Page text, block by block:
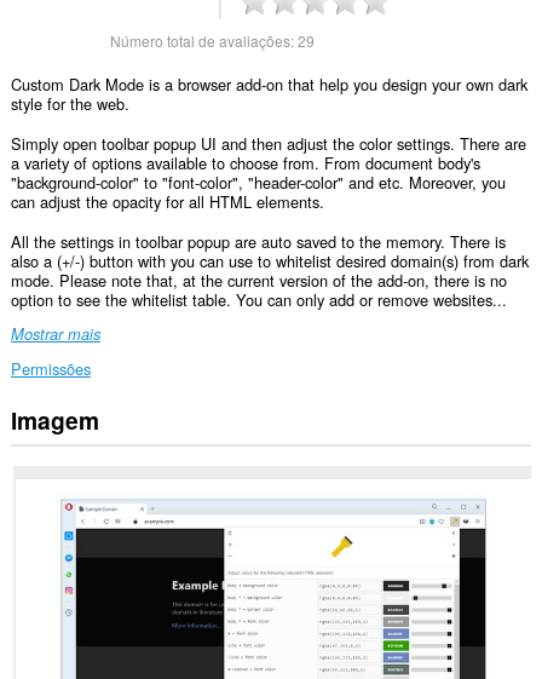
Número total de avaliações:29
Custom Dark Mode is a browser add-on that help you design your own dark
style for the web.
Simply open toolbar popup UI and then adjust the color settings. There are
a variety of options available to choose from. From document body's
"background-color" to "font-color", "header-color" and etc. Moreover, you
can adjust the opacity for all HTML elements.
All the settings in toolbar popup are auto saved to the memory. There is
also a (+/-) button with you can use to whitelist desired domain(s) from dark
mode. Please note that, at the current version of the add-on, there is no
option to see the whitelist table. You can only add or remove websites...
Mostrar mais
Permissões
Esta
extensão
Imagem